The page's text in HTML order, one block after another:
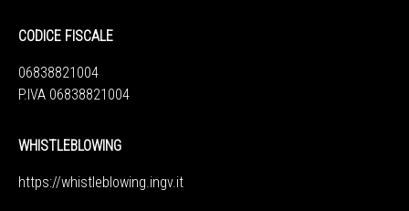
CODICE FISCALE
06838821004
P.IVA 06838821004
WHISTLEBLOWING
https://whistleblowing.ingv.it